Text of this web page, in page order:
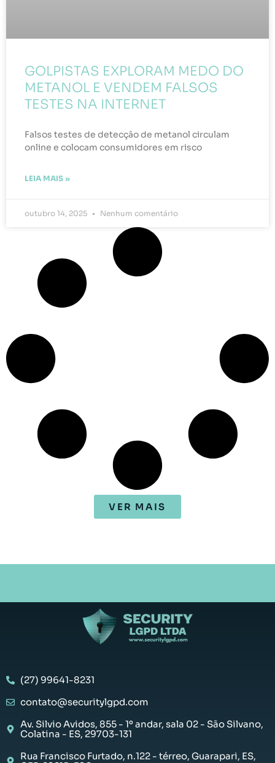
GOLPISTAS EXPLORAM MEDO DO
METANOL E VENDEM FALSOS
TESTES NA INTERNET
Falsos testes de detecção de metanol circulam
online e colocam consumidores em risco
LEIA MAIS »
outubro 14, 2025 Nenhum comentário
VER MAIS
(27) 99641-8231
contato@securitylgpd.com
Av. Silvio Avidos, 855 - 1º andar, sala 02 - São Silvano,
Colatina - ES, 29703-131
Rua Francisco Furtado, n.122 - térreo, Guarapari, ES,